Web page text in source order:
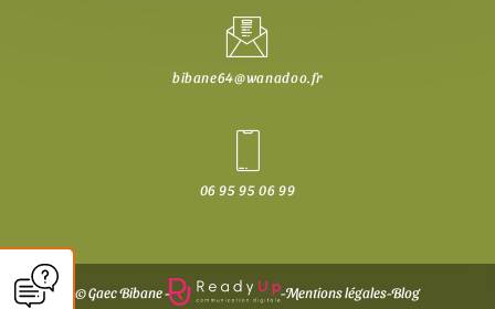
bibane64@wanadoo.fr
06 95 95 06 99
© Gaec Bibane - -Mentions légales-Blog